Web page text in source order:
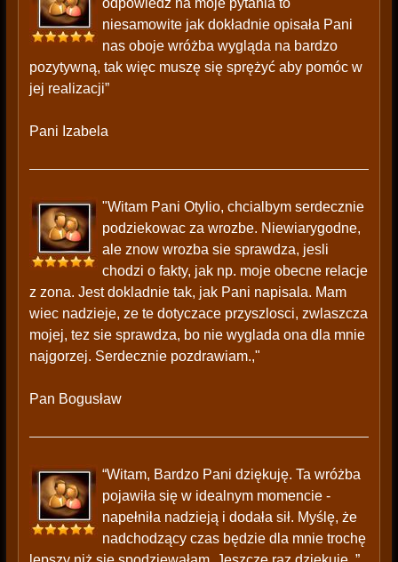
odpowiedź na moje pytania to
niesamowite jak dokładnie opisała Pani
nas oboje wróżba wygląda na bardzo
pozytywną, tak więc muszę się sprężyć aby pomóc w
jej realizacji”
Pani Izabela
"Witam Pani Otylio, chcialbym serdecznie
podziekowac za wrozbe. Niewiarygodne,
ale znow wrozba sie sprawdza, jesli
chodzi o fakty, jak np. moje obecne relacje
z zona. Jest dokladnie tak, jak Pani napisala. Mam
wiec nadzieje, ze te dotyczace przyszlosci, zwlaszcza
mojej, tez sie sprawdza, bo nie wyglada ona dla mnie
najgorzej. Serdecznie pozdrawiam.,"
Pan Bogusław
“Witam, Bardzo Pani dziękuję. Ta wróżba
pojawiła się w idealnym momencie -
napełniła nadzieją i dodała sił. Myślę, że
nadchodzący czas będzie dla mnie trochę